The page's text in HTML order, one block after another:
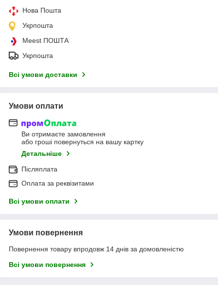
Нова Пошта
Укрпошта
Meest ПОШТА
Укрпошта
Всі умови доставки
Умови оплати
Ви отримаєте замовлення
або гроші повернуться на вашу картку
Детальніше
Післяплата
Оплата за реквізитами
Всі умови оплати
Умови повернення
Повернення товару впродовж 14 днів за домовленістю
Всі умови повернення